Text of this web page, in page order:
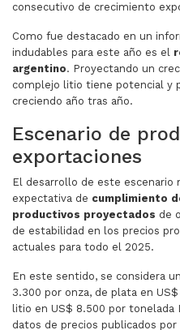
consecutivo de crecimiento
Como fue destacado en un
indudables para este año es el
argentino. Proyectando un
complejo litio tiene potencial y
creciendo año tras año.
Escenario de
exportaciones
El desarrollo de este escenario
expectativa de cumplimiento
productivos proyectados de
de estabilidad en los precios
actuales para todo el 2025.
En este sentido, se considera
3.300 por onza, de plata en
litio en US$ 8.500 por tonelada
datos de precios publicados por